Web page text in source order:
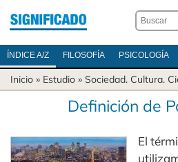
ÍNDICE A/Z FILOSOFÍA PSICOLOGÍA
Inicio » Estudio » Sociedad. Cultura.
Definición de
El